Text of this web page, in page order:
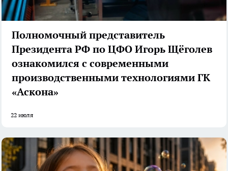
Полномочный представитель
Президента РФ по ЦФО Игорь Щёголев
ознакомился с современными
производственными технологиями ГК
«Аскона»
22 июля